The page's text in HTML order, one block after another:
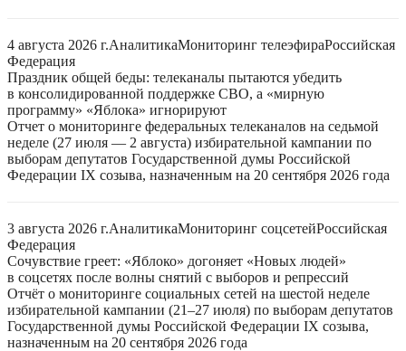
4 августа 2026 г.АналитикаМониторинг телеэфираРоссийская
Федерация
Праздник общей беды: телеканалы пытаются убедить
в консолидированной поддержке СВО, а «мирную
программу» «Яблока» игнорируют
Отчет о мониторинге федеральных телеканалов на седьмой
неделе (27 июля — 2 августа) избирательной кампании по
выборам депутатов Государственной думы Российской
Федерации IX созыва, назначенным на 20 сентября 2026 года
3 августа 2026 г.АналитикаМониторинг соцсетейРоссийская
Федерация
Сочувствие греет: «Яблоко» догоняет «Новых людей»
в соцсетях после волны снятий с выборов и репрессий
Отчёт о мониторинге социальных сетей на шестой неделе
избирательной кампании (21–27 июля) по выборам депутатов
Государственной думы Российской Федерации IX созыва,
назначенным на 20 сентября 2026 года